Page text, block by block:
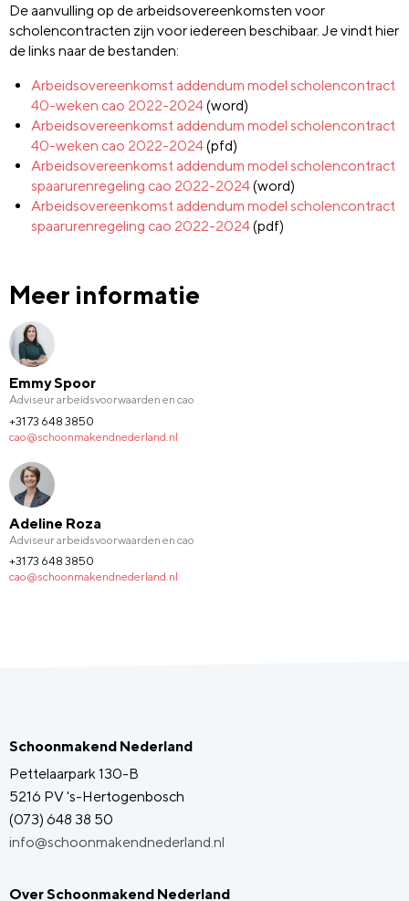
De aanvulling op de arbeidsovereenkomsten voor
scholencontracten zijn voor iedereen beschibaar. Je vindt hier
de links naar de bestanden:
Arbeidsovereenkomst addendum model scholencontract
40-weken cao 2022-2024(word)
Arbeidsovereenkomst addendum model scholencontract
40-weken cao 2022-2024(pfd)
Arbeidsovereenkomst addendum model scholencontract
spaarurenregeling cao 2022-2024(word)
Arbeidsovereenkomst addendum model scholencontract
spaarurenregeling cao 2022-2024(pdf)
Meer informatie
Emmy Spoor
Adviseur arbeidsvoorwaarden en cao
+31 73 648 3850
cao@schoonmakendnederland.nl
Adeline Roza
Adviseur arbeidsvoorwaarden en cao
+31 73 648 3850
cao@schoonmakendnederland.nl
Schoonmakend Nederland
Pettelaarpark 130-B
5216 PV 's-Hertogenbosch
(073) 648 38 50
info@schoonmakendnederland.nl
Over Schoonmakend Nederland